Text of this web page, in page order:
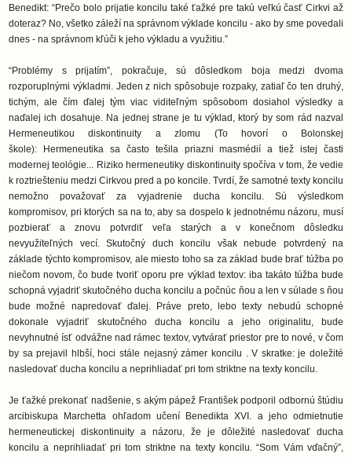
Benedikt: “Prečo bolo prijatie koncilu také ťažké pre takú veľkú časť Cirkvi až
doteraz? No, všetko záleží na správnom výklade koncilu - ako by sme povedali
dnes - na správnom kľúči k jeho výkladu a využitiu.”
“Problémy s prijatím”, pokračuje, sú dôsledkom boja medzi dvoma
rozporuplnými výkladmi. Jeden z nich spôsobuje rozpaky, zatiaľ čo ten druhý,
tichým, ale čím ďalej tým viac viditeľným spôsobom dosiahol výsledky a
naďalej ich dosahuje. Na jednej strane je tu výklad, ktorý by som rád nazval
Hermeneutikou diskontinuity a zlomu (To hovorí o Bolonskej
škole):
Hermeneutika sa často tešila priazni masmédií a tiež istej časti
modernej teológie... Riziko hermeneutiky diskontinuity spočíva v tom, že vedie
k roztriešteniu medzi Cirkvou pred a po koncile. Tvrdí, že samotné texty koncilu
nemožno považovať za vyjadrenie ducha koncilu. Sú výsledkom
kompromisov, pri ktorých sa na to, aby sa dospelo k jednotnému názoru, musí
pozbierať a znovu potvrdiť veľa starých a v konečnom dôsledku
nevyužiteľných vecí. Skutočný duch koncilu však nebude potvrdený na
základe týchto kompromisov, ale miesto toho sa za základ bude brať túžba po
niečom novom, čo bude tvoriť oporu pre výklad textov: iba takáto túžba bude
schopná vyjadriť skutočného ducha koncilu a počnúc ňou a len v súlade s ňou
bude možné napredovať ďalej. Práve preto, lebo texty nebudú schopné
dokonale vyjadriť skutočného ducha koncilu a jeho originalitu, bude
nevyhnutné ísť odvážne nad rámec textov, vytvárať priestor pre to nové, v čom
by sa prejavil hlbší, hoci stále nejasný zámer koncilu . V skratke: je doležité
nasledovať ducha koncilu a neprihliadať pri tom striktne na texty koncilu.
Je ťažké prekonať nadšenie, s akým pápež František podporil odbornú štúdiu
arcibiskupa Marchetta ohľadom učení Benedikta XVI. a jeho odmietnutie
hermeneutickej diskontinuity a názoru, že je dôležité nasledovať ducha
koncilu a neprihliadať pri tom striktne na texty koncilu. “Som Vám vďačný”,